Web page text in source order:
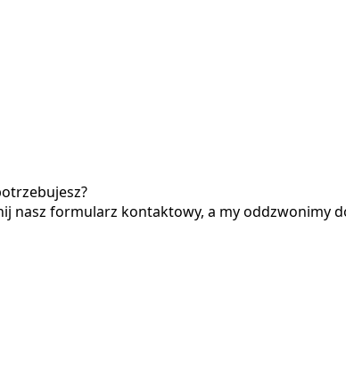
nasz formularz kontaktowy, a my oddzwonimy